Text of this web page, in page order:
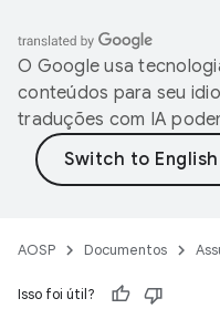
O Google usa
conteúdos para seu
traduções com IA
AOSP Documentos
Isso foi útil?